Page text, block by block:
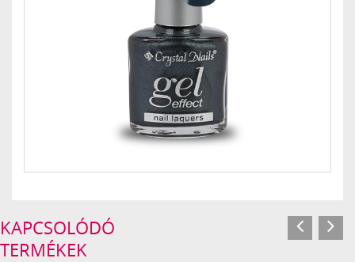
KAPCSOLÓDÓ
TERMÉKEK